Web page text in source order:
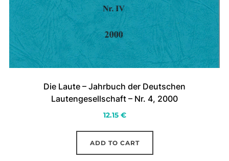
Die Laute – Jahrbuch der Deutschen
Lautengesellschaft – Nr. 4, 2000
12.15 €
ADD TO CART